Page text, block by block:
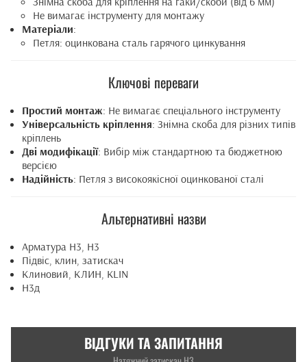
Не вимагає інструменту для монтажу
Матеріали:
Петля: оцинкована сталь гарячого цинкування
Ключові переваги
Простий монтаж: Не вимагає спеціального інструменту
Універсальність кріплення: Знімна скоба для різних типів
кріплень
Дві модифікації: Вибір між стандартною та бюджетною
версією
Надійність: Петля з високоякісної оцинкованої сталі
Альтернативні назви
Арматура Н3, H3
Підвіс, клин, затискач
Клиновий, КЛИН, KLIN
Н3д
ВІДГУКИ ТА ЗАПИТАННЯ